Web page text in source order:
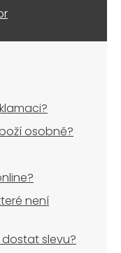
osobně?
není
slevu?